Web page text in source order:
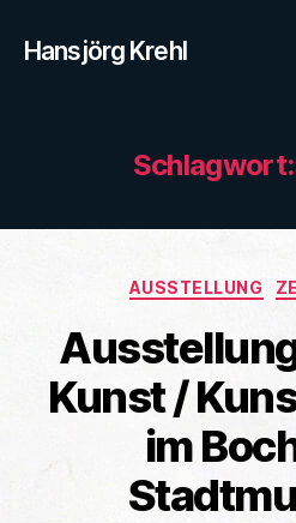
Hansjörg Krehl
Schlagwort:
AUSSTELLUNG
Kunst /
im